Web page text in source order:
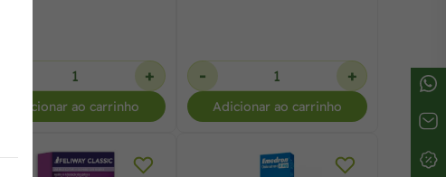
+
Adicionar ao carrinho
- +
Adicionar ao carrinho